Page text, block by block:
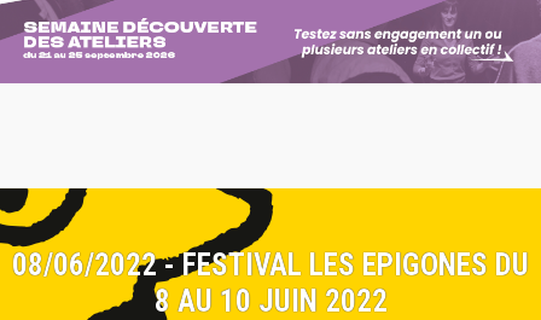
08/06/2022 - FESTIVAL LES EPIGONES DU
8 AU 10 JUIN 2022